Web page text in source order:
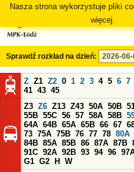
Nasza strona wykorzystuje pliki
więcej.
Sprawdź rozkład na dzień:
Z Z1 Z2 0 1 2 3 4 5 6 7
41 43 45
Z3 Z6 Z13 Z43 50A 50B
55B 55C 56 57 58A 58B
64A 64B 65A 65B 66 67
73 75A 75B 76 77 78 80A
84B 85A 85B 86 87A 87B
91C 92A 92B 93 94 96
G1 G2 H
W